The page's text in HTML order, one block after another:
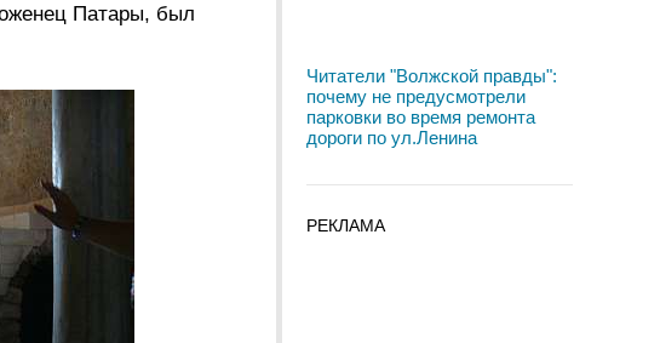
Патары, был
Читатели "Волжской правды":
почему не предусмотрели
парковки во время ремонта
дороги по ул.Ленина
РЕКЛАМА